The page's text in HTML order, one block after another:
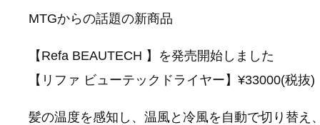
MTGからの話題の新商品
【Refa BEAUTECH 】を発売開始しました
【リファ ビューテックドライヤー】¥33000(税抜)
髪の温度を感知し、温風と冷風を自動で切り替え